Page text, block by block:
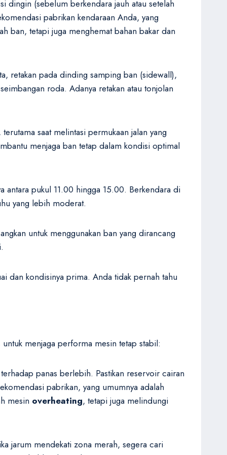
dingin (sebelum berkendara jauh atau setelah
pabrikan kendaraan Anda, yang
ban, tetapi juga menghemat bahan bakar dan
retakan pada dinding samping ban (sidewall),
roda. Adanya retakan atau tonjolan
saat melintasi permukaan jalan yang
menjaga ban tetap dalam kondisi optimal
antara pukul 11.00 hingga 15.00. Berkendara di
yang lebih moderat.
untuk menggunakan ban yang dirancang
dan kondisinya prima. Anda tidak pernah tahu
menjaga performa mesin tetap stabil:
panas berlebih. Pastikan reservoir cairan
pabrikan, yang umumnya adalah
mesin overheating, tetapi juga melindungi
jarum mendekati zona merah, segera cari